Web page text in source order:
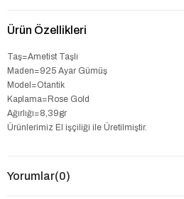
Ürün Özellikleri
Taş=Ametist Taşlı
Maden=925 Ayar Gümüş
Model=Otantik
Kaplama=Rose Gold
Ağırlığı=8,39gr
Ürünlerimiz El işçiliği ile Üretilmiştir.
Yorumlar(0)